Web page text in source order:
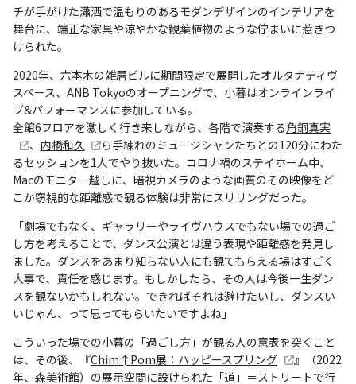
チが手がけた瀟洒で温もりのあるモダンデザインのインテリアを
舞台に、端正な家具や涼やかな観葉植物のような佇まいに惹きつ
けられた。
2020年、六本木の雑居ビルに期間限定で展開したオルタナティヴ
スペース、ANB Tokyoのオープニングで、小暮はオンラインライ
ブ&パフォーマンスに参加している。
全館6フロアを激しく行き来しながら、各階で演奏する角銅真実
、 内橋和久
ら手練れのミュージシャンたちとの120分にわた
るセッションを1人でやり抜いた。コロナ禍のステイホーム中、
Macのモニター越しに、暗視カメラのような画質のその映像をど
こか窃視的な距離感で観る体験は非常にスリリングだった。
「劇場でもなく、ギャラリーやライヴハウスでもない場での過ご
し方を考えることで、ダンス公演とは違う表現や距離感を発見し
ました。ダンスをあまり知らない人にも観てもらえる場はすごく
大事で、責任を感じます。もしかしたら、その人は今後一生ダン
スを観ないかもしれない。できればそれは避けたいし、ダンスい
いじゃん、って思ってもらいたいですよね」
こういった場での小暮の「過ごし方」が観る人の意表を突くこと
は、その後、『Chim↑Pom展：ハッピースプリング
』（2022
年、森美術館）の展示空間に設けられた「道」＝ストリートで行